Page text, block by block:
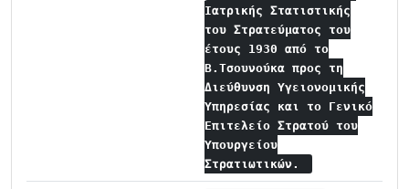
Ιατρικής Στατιστικής
του Στρατεύματος του
έτους 1930 από το
Β.Τσουνούκα προς τη
Διεύθυνση Υγειονομικής
Υπηρεσίας και το Γενικό
Επιτελείο Στρατού του
Υπουργείου
Στρατιωτικών.